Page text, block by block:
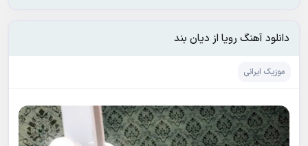
دانلود آهنگ رویا از دیان بند
موزیک ایرانی